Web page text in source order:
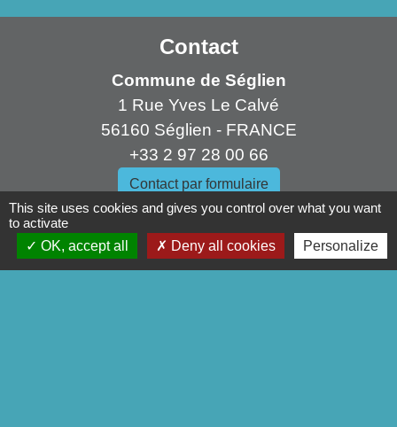
Contact
Commune de Séglien
1 Rue Yves Le Calvé
56160 Séglien - FRANCE
+33 2 97 28 00 66
Contact par formulaire
This site uses cookies and gives you control over what you want
to activate
OK, accept all
Deny all cookies Personalize